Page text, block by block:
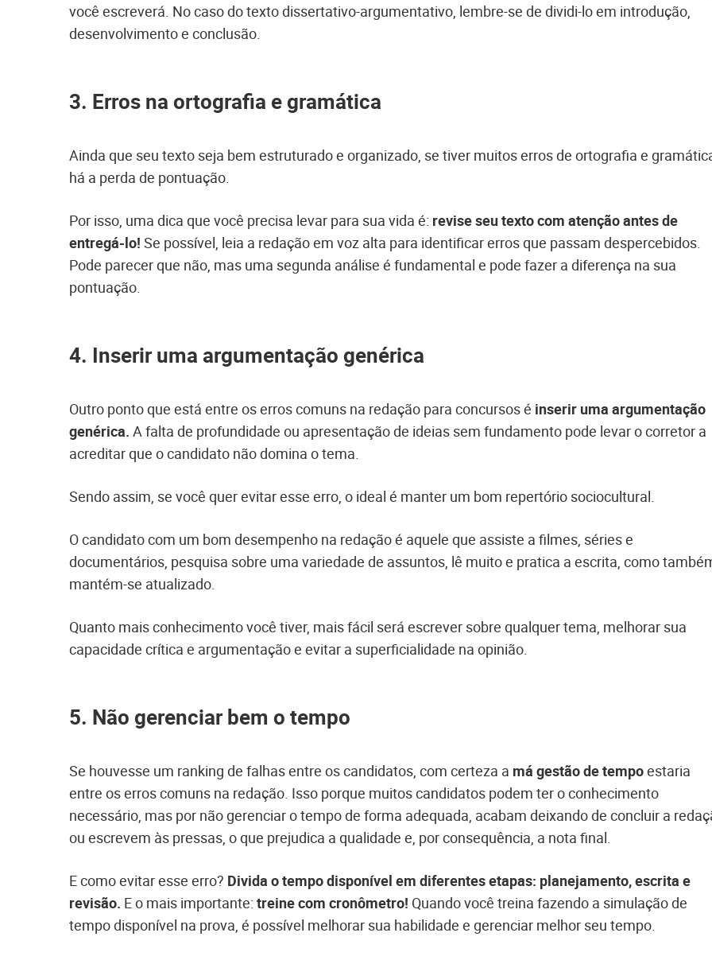
você escreverá. No caso do texto dissertativo-argumentativo, lembre-se de dividi-lo em introdução,
desenvolvimento e conclusão.
3. Erros na ortografia e gramática
Ainda que seu texto seja bem estruturado e organizado, se tiver muitos erros de ortografia e
há a perda de pontuação.
Por isso, uma dica que você precisa levar para sua vida é: revise seu texto com atenção antes de
entregá-lo! Se possível, leia a redação em voz alta para identificar erros que passam despercebidos.
Pode parecer que não, mas uma segunda análise é fundamental e pode fazer a diferença na sua
pontuação.
4. Inserir uma argumentação genérica
Outro ponto que está entre os erros comuns na redação para concursos é inserir uma argumentação
genérica. A falta de profundidade ou apresentação de ideias sem fundamento pode levar o corretor a
acreditar que o candidato não domina o tema.
Sendo assim, se você quer evitar esse erro, o ideal é manter um bom repertório sociocultural.
O candidato com um bom desempenho na redação é aquele que assiste a filmes, séries e
documentários, pesquisa sobre uma variedade de assuntos, lê muito e pratica a escrita, como
mantém-se atualizado.
Quanto mais conhecimento você tiver, mais fácil será escrever sobre qualquer tema, melhorar sua
capacidade crítica e argumentação e evitar a superficialidade na opinião.
5. Não gerenciar bem o tempo
Se houvesse um ranking de falhas entre os candidatos, com certeza a má gestão de tempoestaria
entre os erros comuns na redação. Isso porque muitos candidatos podem ter o conhecimento
necessário, mas por não gerenciar o tempo de forma adequada, acabam deixando de concluir a
ou escrevem às pressas, o que prejudica a qualidade e, por consequência, a nota final.
E como evitar esse erro? Divida o tempo disponível em diferentes etapas: planejamento, escrita e
revisão. E o mais importante: treine com cronômetro! Quando você treina fazendo a simulação de
tempo disponível na prova, é possível melhorar sua habilidade e gerenciar melhor seu tempo.